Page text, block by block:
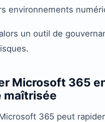
environnements
un outil de
Microsoft 365
maîtrisée
365 peut